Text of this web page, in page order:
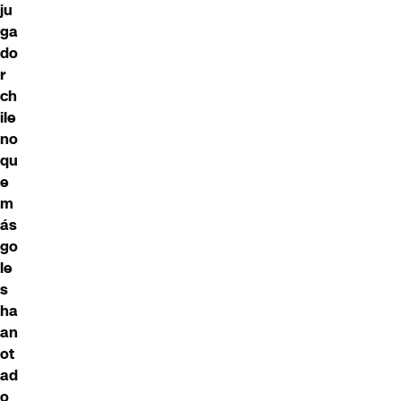
ju
ga
do
r
ch
ile
no
qu
e
m
ás
go
le
s
ha
an
ot
ad
o